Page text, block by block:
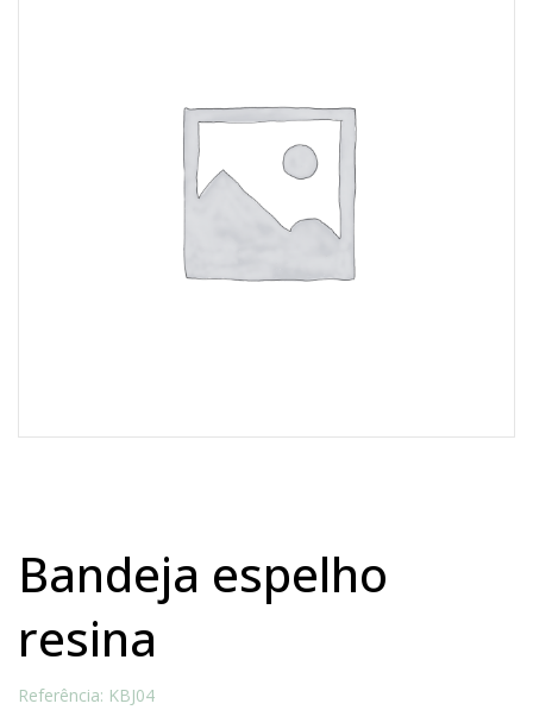
Cadastrar Conta
bandeja espelho
resina
Referência: KBJ04